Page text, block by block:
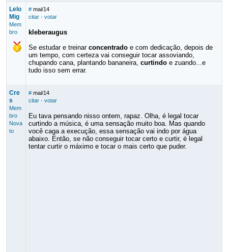
Lelo
Mig
Mem
bro
# mai/14
citar· votar
kleberaugus
Se estudar e treinar concentradoe com dedicação, depois de
um tempo, com certeza vai conseguir tocar assoviando,
chupando cana, plantando bananeira, curtindoe zuando...e
tudo isso sem errar.
Cre
s
Mem
bro
Nova
to
# mai/14
citar· votar
Eu tava pensando nisso ontem, rapaz. Olha, é legal tocar
curtindo a música, é uma sensação muito boa. Mas quando
você caga a execução, essa sensação vai indo por água
abaixo. Então, se não conseguir tocar certo e curtir, é legal
tentar curtir o máximo e tocar o mais certo que puder.